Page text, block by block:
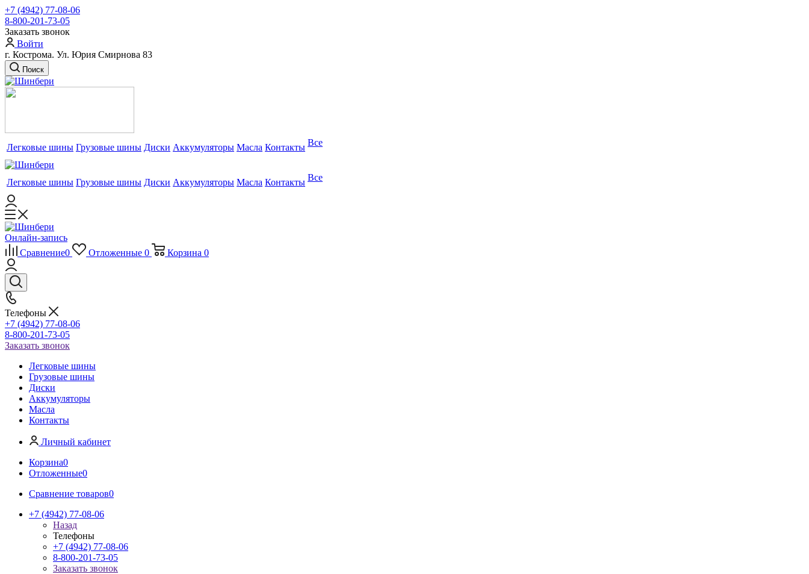
+7 (4942) 77-08-06
8-800-201-73-05
Заказать звонок
Войти
г. Кострома. Ул. Юрия Смирнова 83
Поиск
Легковые шины Грузовые шины Диски Аккумуляторы Масла Контакты Все
Легковые шины Грузовые шины Диски Аккумуляторы Масла Контакты Все
Онлайн-запись
Сравнение0 Отложенные 0 Корзина 0
Телефоны
+7 (4942) 77-08-06
8-800-201-73-05
Заказать звонок
Легковые шины
Грузовые шины
Диски
Аккумуляторы
Масла
Контакты
Личный кабинет
Корзина0
Отложенные0
Сравнение товаров0
+7 (4942) 77-08-06
Назад
Телефоны
+7 (4942) 77-08-06
8-800-201-73-05
Заказать звонок